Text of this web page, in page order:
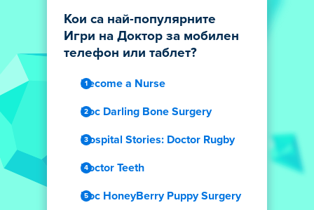
Кои са най-популярните
Игри на Доктор за мобилен
телефон или таблет?
Become a Nurse
Doc Darling Bone Surgery
Hospital Stories: Doctor Rugby
Doctor Teeth
Doc HoneyBerry Puppy Surgery